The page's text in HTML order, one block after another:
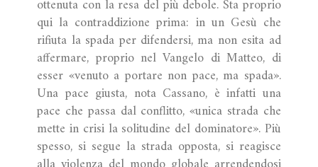
ottenuta con la resa del più debole. Sta proprio
qui la contraddizione prima: in un Gesù che
rifiuta la spada per difendersi, ma non esita ad
affermare, proprio nel Vangelo di Matteo, di
esser «venuto a portare non pace, ma spada».
Una pace giusta, nota Cassano, è infatti una
pace che passa dal conflitto, «unica strada che
mette in crisi la solitudine del dominatore». Più
spesso, si segue la strada opposta, si reagisce